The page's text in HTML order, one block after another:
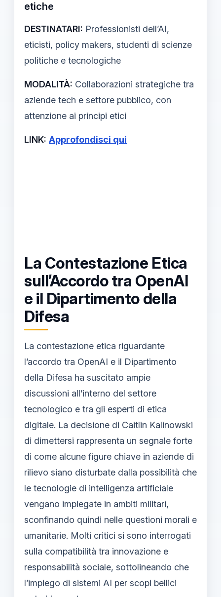
etiche
DESTINATARI: Professionisti dell’AI,
eticisti, policy makers, studenti di scienze
politiche e tecnologiche
MODALITÀ: Collaborazioni strategiche tra
aziende tech e settore pubblico, con
attenzione ai principi etici
LINK: Approfondisci qui
La Contestazione Etica
sull’Accordo tra OpenAI
e il Dipartimento della
Difesa
La contestazione etica riguardante
l’accordo tra OpenAI e il Dipartimento
della Difesa ha suscitato ampie
discussioni all’interno del settore
tecnologico e tra gli esperti di etica
digitale. La decisione di Caitlin Kalinowski
di dimettersi rappresenta un segnale forte
di come alcune figure chiave in aziende di
rilievo siano disturbate dalla possibilità che
le tecnologie di intelligenza artificiale
vengano impiegate in ambiti militari,
sconfinando quindi nelle questioni morali e
umanitarie. Molti critici si sono interrogati
sulla compatibilità tra innovazione e
responsabilità sociale, sottolineando che
l’impiego di sistemi AI per scopi bellici